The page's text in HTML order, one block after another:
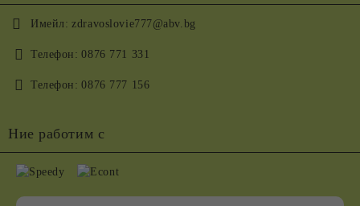
Имейл: zdravoslovie777@abv.bg
Телефон: 0876 771 331
Телефон: 0876 777 156
Ние работим с